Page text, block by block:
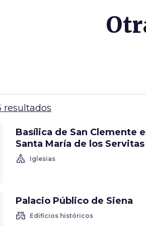
resultados
Basílica de San Clemente
Santa María de los Servitas
church Iglesias
Palacio Público de Siena
castle Edificios históricos